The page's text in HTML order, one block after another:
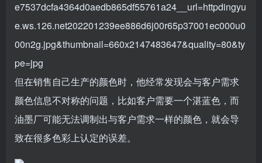
但在销售自己生产的颜色时，他经常发现会与客户需求
颜色信息不对称的问题，比如客户需要一个湛蓝色，而
油墨厂可能无法调制出与客户需求一样的颜色，就会导
致在很多色彩上认定的误差。